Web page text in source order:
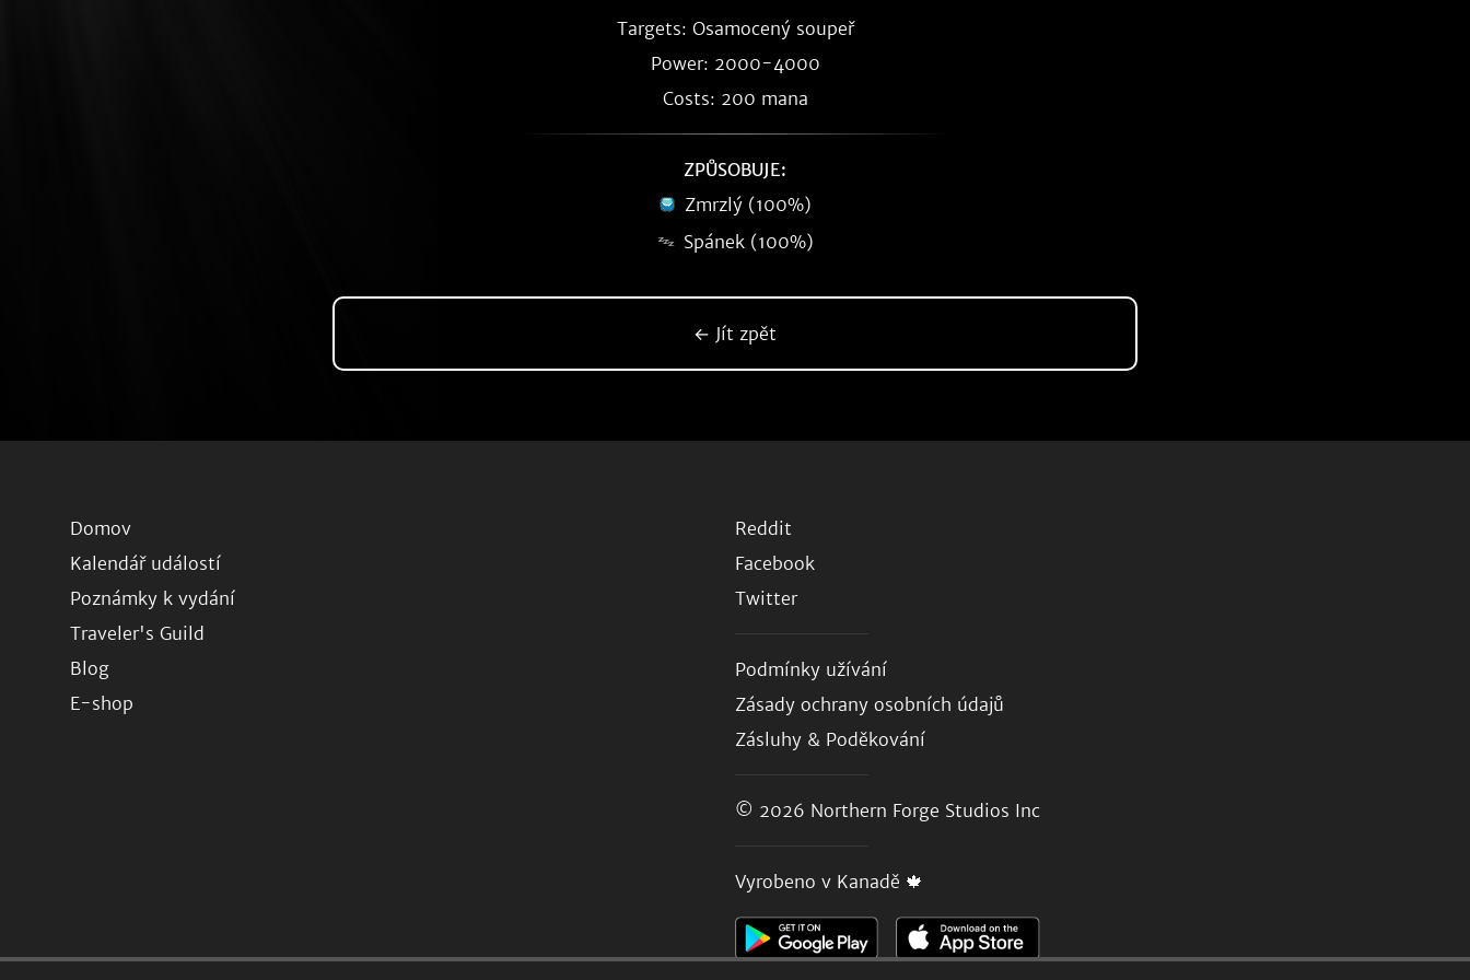
Targets: Osamocený soupeř
Power: 2000-4000
Costs: 200 mana
ZPŮSOBUJE:
Zmrzlý (100%)
Spánek (100%)
← Jít zpět
Domov
Kalendář událostí
Poznámky k vydání
Traveler's Guild
Blog
E-shop
Reddit
Facebook
Twitter
Podmínky užívání
Zásady ochrany osobních údajů
Zásluhy & Poděkování
© 2026 Northern Forge Studios Inc
Vyrobeno v Kanadě 🍁